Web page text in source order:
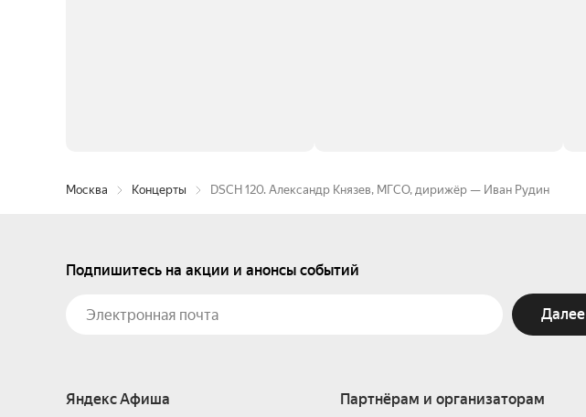
Москва Концерты DSCH 120. Александр Князев, МГСО, дирижёр — Иван Рудин
Подпишитесь на акции и анонсы событий
Далее
Яндекс Афиша Партнёрам и организаторам